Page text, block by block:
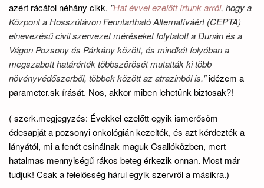
azért rácáfol néhány cikk. "Hat évvel ezelőtt írtunk arról, hogy a
Központ a Hosszútávon Fenntartható Alternatíváért (CEPTA)
elnevezésű civil szervezet méréseket folytatott a Dunán és a
Vágon Pozsony és Párkány között, és mindkét folyóban a
megszabott határérték többszörösét mutatták ki több
növényvédőszerből, többek között az atrazinból is."idézem a
parameter.sk írását. Nos, akkor miben lehetünk biztosak?!
( szerk.megjegyzés: Évekkel ezelőtt egyik ismerősöm
édesapját a pozsonyi onkológián kezelték, és azt kérdezték a
lányától, mi a fenét csinálnak maguk Csallóközben, mert
hatalmas mennyiségű rákos beteg érkezik onnan. Most már
tudjuk! Csak a felelősség hárul egyik szervről a másikra.)